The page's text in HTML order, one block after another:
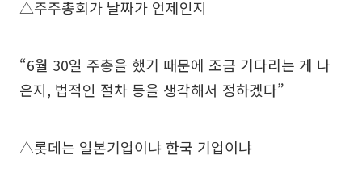
△주주총회가 날짜가 언제인지
“6월 30일 주총을 했기 때문에 조금 기다리는 게 나
은지, 법적인 절차 등을 생각해서 정하겠다”
△롯데는 일본기업이냐 한국 기업이냐